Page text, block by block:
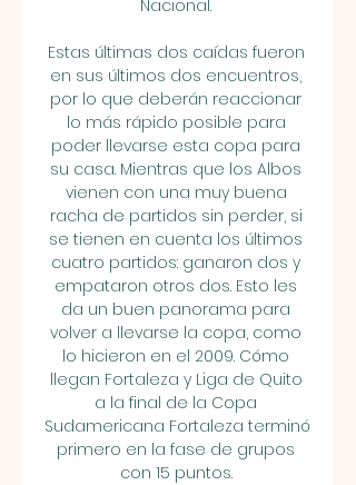
Nacional.
Estas últimas dos caídas fueron
en sus últimos dos encuentros,
por lo que deberán reaccionar
lo más rápido posible para
poder llevarse esta copa para
su casa. Mientras que los Albos
vienen con una muy buena
racha de partidos sin perder, si
se tienen en cuenta los últimos
cuatro partidos: ganaron dos y
empataron otros dos. Esto les
da un buen panorama para
volver a llevarse la copa, como
lo hicieron en el 2009. Cómo
llegan Fortaleza y Liga de Quito
a la final de la Copa
Sudamericana Fortaleza terminó
primero en la fase de grupos
con 15 puntos.